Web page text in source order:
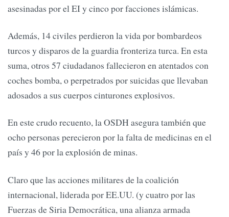
asesinadas por el EI y cinco por facciones islámicas.
Además, 14 civiles perdieron la vida por bombardeos
turcos y disparos de la guardia fronteriza turca. En esta
suma, otros 57 ciudadanos fallecieron en atentados con
coches bomba, o perpetrados por suicidas que llevaban
adosados a sus cuerpos cinturones explosivos.
En este crudo recuento, la OSDH asegura también que
ocho personas perecieron por la falta de medicinas en el
país y 46 por la explosión de minas.
Claro que las acciones militares de la coalición
internacional, liderada por EE.UU. (y cuatro por las
Fuerzas de Siria Democrática, una alianza armada